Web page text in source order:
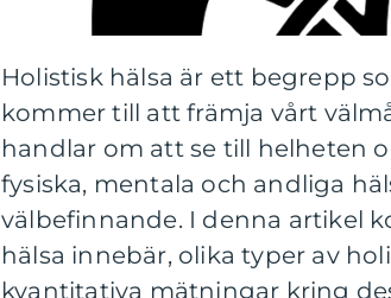
Holistisk hälsa är ett begrepp
kommer till att främja vårt
handlar om att se till helheten
fysiska, mentala och andliga
välbefinnande. I denna artikel
hälsa innebär, olika typer av
kvantitativa mätningar kring